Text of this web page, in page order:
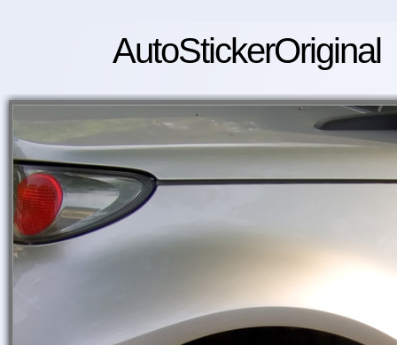
AutoStickerOriginal